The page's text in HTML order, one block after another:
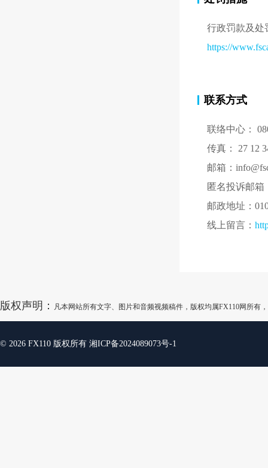
行政罚款及处
https://
联系方式
联络中心：
传真： 27 12
邮箱：
匿名投诉邮箱
邮政地址：
线上留言：
版权声明： 凡本网站所有文字、图片和音频视频稿件，版权均属FX110网所
© 2026 FX110 版权所有 湘ICP备2024089073号-1